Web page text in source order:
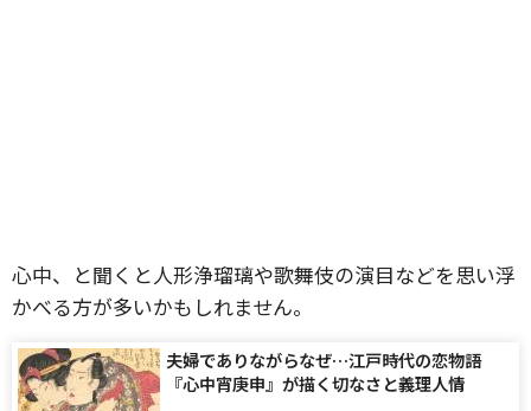
心中、と聞くと人形浄瑠璃や歌舞伎の演目などを思い浮
かべる方が多いかもしれません。
夫婦でありながらなぜ…江戸時代の恋物語
『心中宵庚申』が描く切なさと義理人情